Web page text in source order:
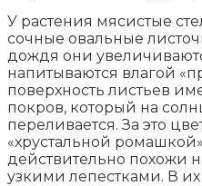
У растения мясистые
сочные овальные
дождя они
напитываются влагой
поверхность листьев
покров, который на
переливается. За это
«хрустальной
действительно похожи
узкими лепестками. В их